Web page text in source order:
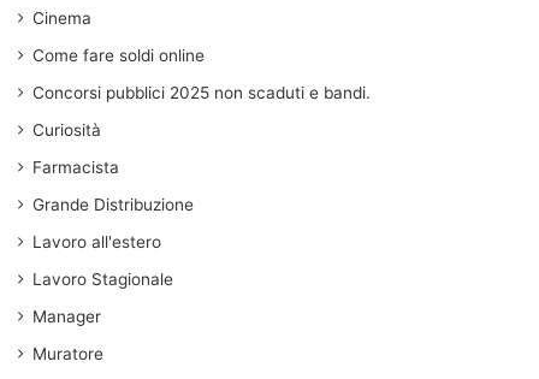
Cinema
Come fare soldi online
Concorsi pubblici 2025 non scaduti e bandi.
Curiosità
Farmacista
Grande Distribuzione
Lavoro all'estero
Lavoro Stagionale
Manager
Muratore